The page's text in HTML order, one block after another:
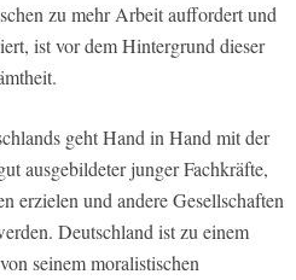
zu mehr Arbeit auffordert und
ist vor dem Hintergrund dieser
geht Hand in Hand mit der
ausgebildeter junger Fachkräfte,
erzielen und andere Gesellschaften
Deutschland ist zu einem
seinem moralistischen